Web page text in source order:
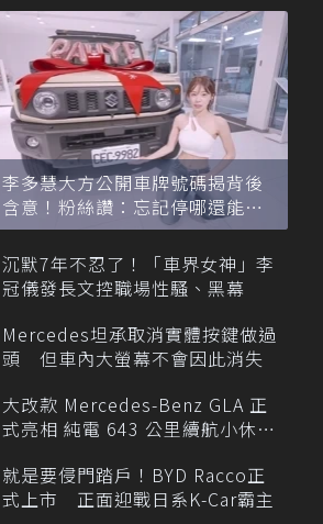
李多慧大方公開車牌號碼揭背後
含意！粉絲讚：忘記停哪還能幫
忙找車
沉默7年不忍了！「車界女神」李
冠儀發長文控職場性騷、黑幕
Mercedes坦承取消實體按鍵做過
頭 但車內大螢幕不會因此消失
大改款 Mercedes-Benz GLA 正
式亮相 純電 643 公里續航小休
就是要侵門踏戶！BYD Racco正
式上市 正面迎戰日系K-Car霸主